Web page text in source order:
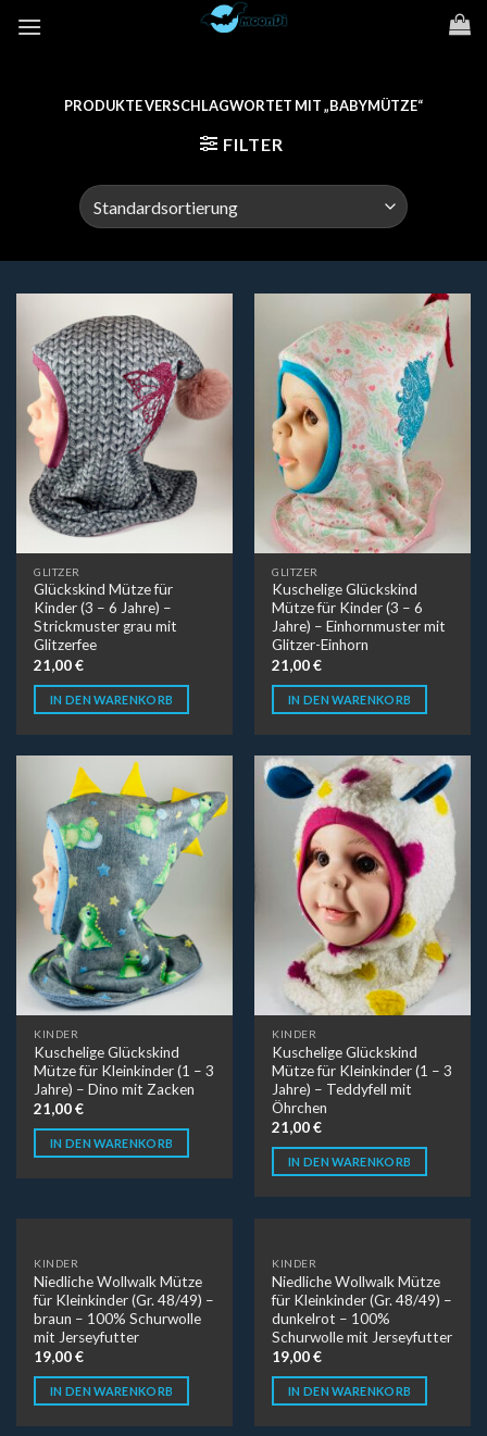
Inhalt
PRODUKTE VERSCHLAGWORTET MIT „BABYMÜTZE“
FILTER
GLITZER
Glückskind Mütze für
Kinder (3 – 6 Jahre) –
Strickmuster grau mit
Glitzerfee
21,00€
IN DEN WARENKORB
GLITZER
Kuschelige Glückskind
Mütze für Kinder (3 – 6
Jahre) – Einhornmuster mit
Glitzer-Einhorn
21,00€
IN DEN WARENKORB
KINDER
Kuschelige Glückskind
Mütze für Kleinkinder (1 – 3
Jahre) – Dino mit Zacken
21,00€
IN DEN WARENKORB
KINDER
Kuschelige Glückskind
Mütze für Kleinkinder (1 – 3
Jahre) – Teddyfell mit
Öhrchen
21,00€
IN DEN WARENKORB
KINDER
Niedliche Wollwalk Mütze
für Kleinkinder (Gr. 48/49) –
braun – 100% Schurwolle
mit Jerseyfutter
19,00€
IN DEN WARENKORB
KINDER
Niedliche Wollwalk Mütze
für Kleinkinder (Gr. 48/49) –
dunkelrot – 100%
Schurwolle mit Jerseyfutter
19,00€
IN DEN WARENKORB